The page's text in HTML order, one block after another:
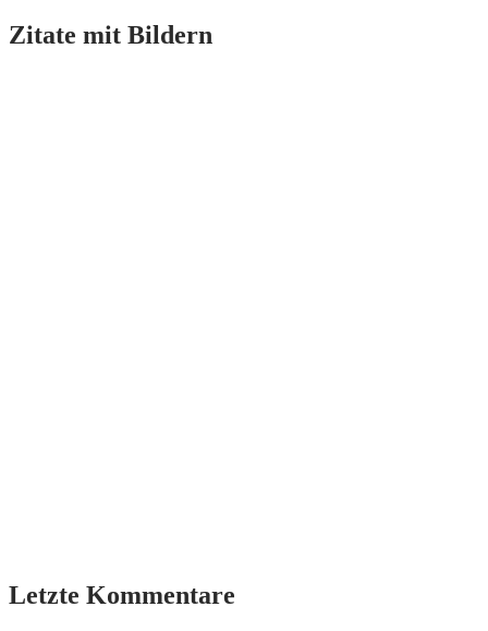
Zitate mit Bildern
Letzte Kommentare